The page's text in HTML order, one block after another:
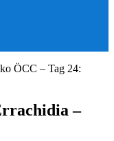
ÖCC – Tag 24:
–